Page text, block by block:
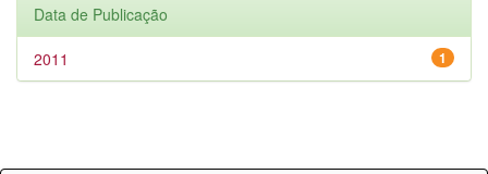
Data de Publicação
1
2011